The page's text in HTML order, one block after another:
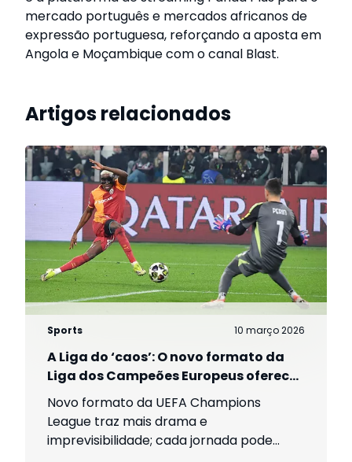
mercado português e mercados africanos de
expressão portuguesa, reforçando a aposta em
Angola e Moçambique com o canal Blast.
Artigos relacionados
Sports 10 março 2026
A Liga do ‘caos’: O novo formato da
Liga dos Campeões Europeus oferece
drama como nunca
Novo formato da UEFA Champions
League traz mais drama e
imprevisibilidade; cada jornada pode